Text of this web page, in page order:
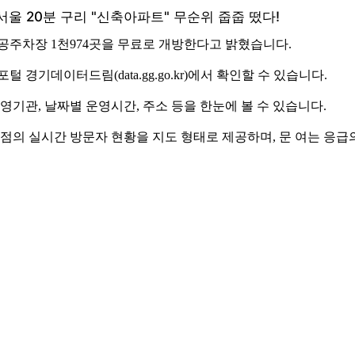
주차장 1천974곳을 무료로 개방한다고 밝혔습니다.
경기데이터드림(data.gg.go.kr)에서 확인할 수 있습니다.
기관, 날짜별 운영시간, 주소 등을 한눈에 볼 수 있습니다.
의 실시간 방문자 현황을 지도 형태로 제공하며, 문 여는 응